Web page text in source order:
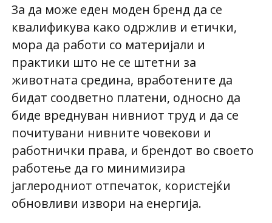
За да може еден моден бренд да се
квалификува како одржлив и етички,
мора да работи со материјали и
практики што не се штетни за
животната средина, вработените да
бидат соодветно платени, односно да
биде вреднуван нивниот труд и да се
почитувани нивните човекови и
работнички права, и брендот во своето
работење да го минимизира
јаглеродниот отпечаток, користејќи
обновливи извори на енергија.